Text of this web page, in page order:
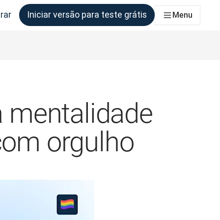
que precisam disso
Iniciar versão para teste grátis Menu
mentalidade
orgulho